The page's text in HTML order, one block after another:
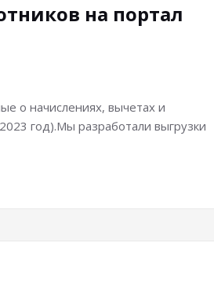
на портал
о начислениях, вычетах и
год).Мы разработали выгрузки